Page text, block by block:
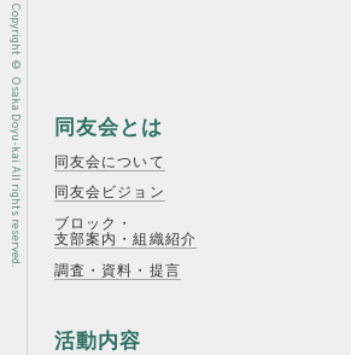
同友会とは
同友会について
同友会ビジョン
ブロック・
支部案内・組織紹介
調査・資料・提言
活動内容
Copyright © Osaka Doyu-kai All rights reserved.